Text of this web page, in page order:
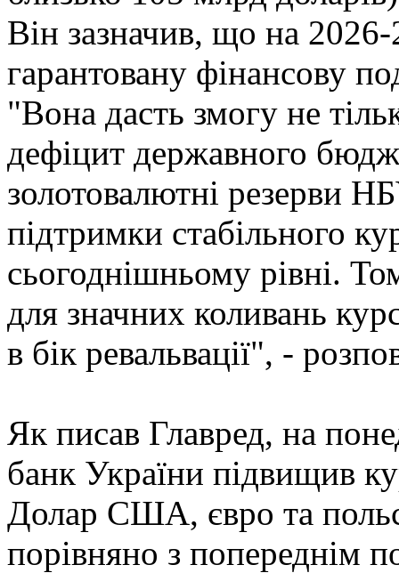
Він зазначив, що на
гарантовану фінансову
"Вона дасть змогу не
дефіцит державного
золотовалютні резерви
підтримки стабільного
сьогоднішньому рівні.
для значних коливань
в бік ревальвації", -
Як писав Главред, на
банк України підвищив
Долар США, євро та
порівняно з попереднім